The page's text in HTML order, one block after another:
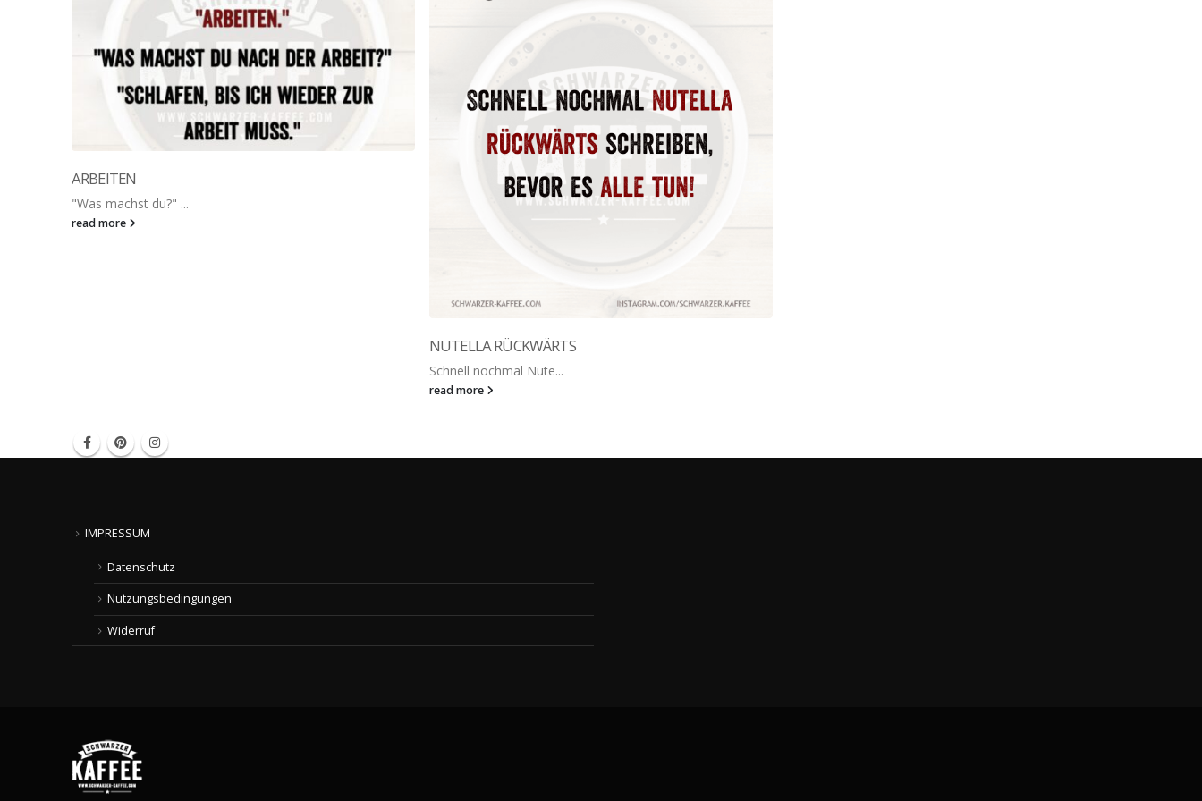
ARBEITEN
"Was machst du?" ...
read more
NUTELLA RÜCKWÄRTS
Schnell nochmal Nute...
read more
IMPRESSUM
Datenschutz
Nutzungsbedingungen
Widerruf